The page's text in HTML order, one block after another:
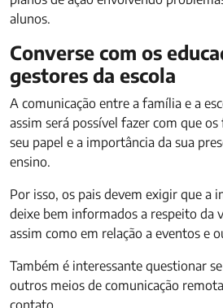
alunos.
Converse com os
gestores da escola
A comunicação entre a família e a
assim será possível fazer com que
seu papel e a importância da sua
ensino.
Por isso, os pais devem exigir que a
deixe bem informados a respeito da
assim como em relação a eventos e
Também é interessante questionar
outros meios de comunicação
contato.